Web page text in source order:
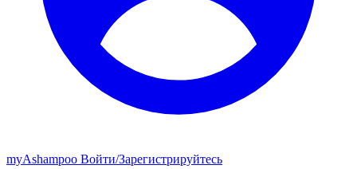
myAshampoo Войти/Зарегистрируйтесь